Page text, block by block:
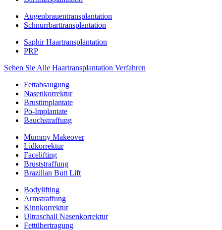
Augenbrauentransplantation
Schnurrbarttransplantation
Saphir Haartransplantation
PRP
Sehen Sie Alle Haartransplantation Verfahren
Fettabsaugung
Nasenkorrektur
Brustimplantate
Po-Implantate
Bauchstraffung
Mummy Makeover
Lidkorrektur
Facelifting
Bruststraffung
Brazilian Butt Lift
Bodylifting
Armstraffung
Kinnkorrektur
Ultraschall Nasenkorrektur
Fettübertragung